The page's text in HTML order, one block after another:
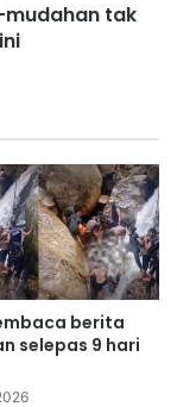
tak
berita
selepas 9 hari